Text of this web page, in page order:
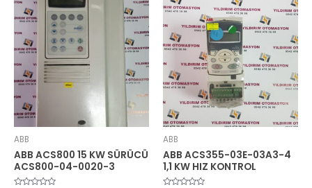
ABB
ABB ACS800 15 KW SÜRÜCÜ
ACS800-04-0020-3
ABB
ABB ACS355-03E-03A3-4
1,1 KW HIZ KONTROL